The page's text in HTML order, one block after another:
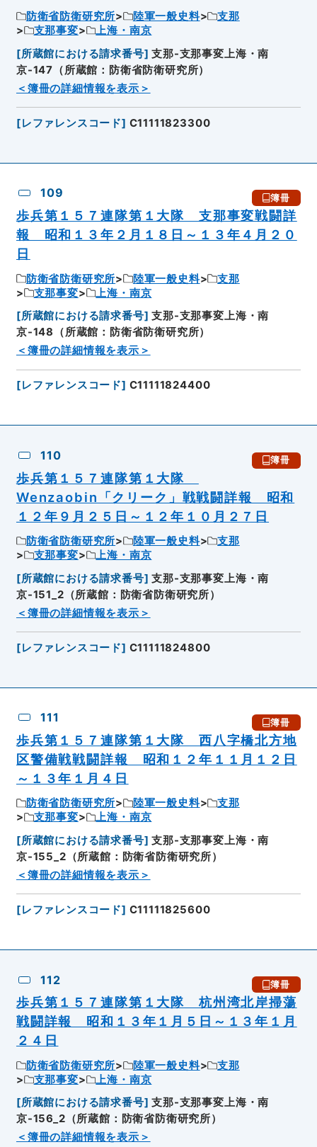
防衛省防衛研究所 陸軍一般史料
支那
支那事変
上海・南京
[所蔵館における請求番号] 支那-支那事変上海・南
京-147（所蔵館：防衛省防衛研究所）
＜簿冊の詳細情報を表示＞
[レファレンスコード] C11111823300
109 簿冊
歩兵第１５７連隊第１大隊 支那事変戦闘詳
報 昭和１３年２月１８日～１３年４月２０
日
防衛省防衛研究所 陸軍一般史料
支那
支那事変
上海・南京
[所蔵館における請求番号] 支那-支那事変上海・南
京-148（所蔵館：防衛省防衛研究所）
＜簿冊の詳細情報を表示＞
[レファレンスコード] C11111824400
110 簿冊
歩兵第１５７連隊第１大隊
Wenzaobin「クリーク」戦戦闘詳報 昭和
１２年９月２５日～１２年１０月２７日
防衛省防衛研究所 陸軍一般史料
支那
支那事変
上海・南京
[所蔵館における請求番号] 支那-支那事変上海・南
京-151_2（所蔵館：防衛省防衛研究所）
＜簿冊の詳細情報を表示＞
[レファレンスコード] C11111824800
111 簿冊
歩兵第１５７連隊第１大隊 西八字橋北方地
区警備戦戦闘詳報 昭和１２年１１月１２日
～１３年１月４日
防衛省防衛研究所 陸軍一般史料
支那
支那事変
上海・南京
[所蔵館における請求番号] 支那-支那事変上海・南
京-155_2（所蔵館：防衛省防衛研究所）
＜簿冊の詳細情報を表示＞
[レファレンスコード] C11111825600
112 簿冊
歩兵第１５７連隊第１大隊 杭州湾北岸掃蕩
戦闘詳報 昭和１３年１月５日～１３年１月
２４日
防衛省防衛研究所 陸軍一般史料
支那
支那事変
上海・南京
[所蔵館における請求番号] 支那-支那事変上海・南
京-156_2（所蔵館：防衛省防衛研究所）
＜簿冊の詳細情報を表示＞